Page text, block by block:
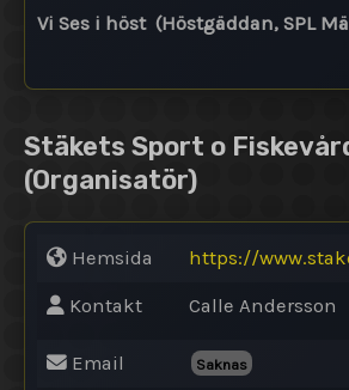
Vi Ses i höst (Höstgäddan, SPL
Stäkets Sport o
(Organisatör)
Hemsida https://
Kontakt Calle Andersson
Email Saknas